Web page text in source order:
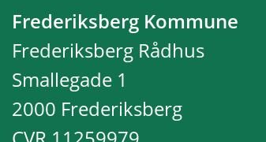
Frederiksberg Kommune
Frederiksberg Rådhus
Smallegade 1
2000 Frederiksberg